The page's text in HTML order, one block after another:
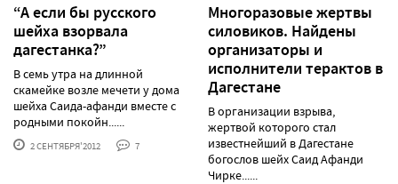
“А если бы русского
шейха взорвала
дагестанка?”
В семь утра на длинной
скамейке возле мечети у дома
шейха Саида-афанди вместе с
родными покойн......
2 СЕНТЯБРЯ'2012 7
Многоразовые жертвы
силовиков. Найдены
организаторы и
исполнители терактов в
Дагестане
В организации взрыва,
жертвой которого стал
известнейший в Дагестане
богослов шейх Саид Афанди
Чирке......